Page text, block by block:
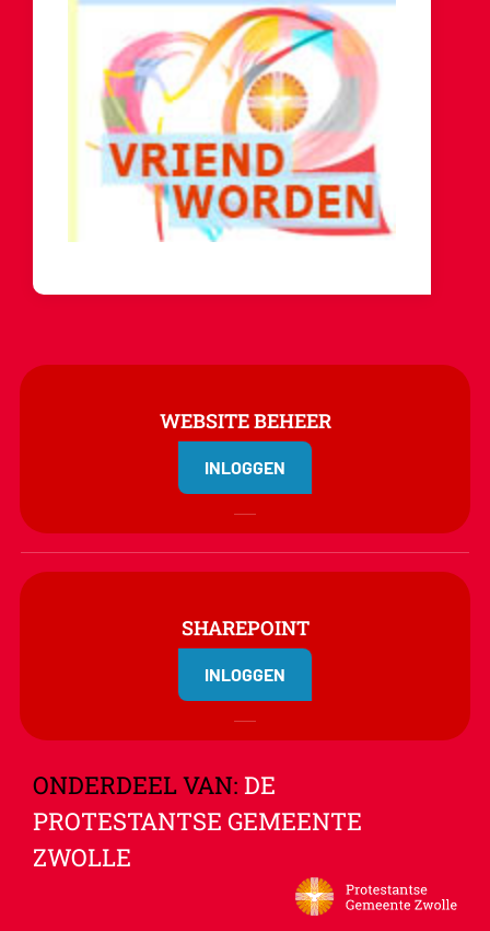
WEBSITE BEHEER
INLOGGEN
SHAREPOINT
INLOGGEN
ONDERDEEL VAN: DE
PROTESTANTSE GEMEENTE
ZWOLLE